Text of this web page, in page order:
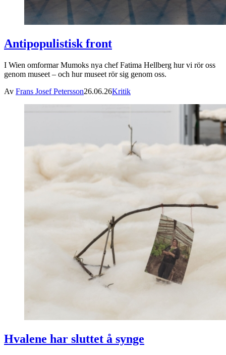
Antipopulistisk front
I Wien omformar Mumoks nya chef Fatima Hellberg hur vi rör oss
genom museet – och hur museet rör sig genom oss.
Av Frans Josef Petersson26.06.26Kritik
Hvalene har sluttet å synge